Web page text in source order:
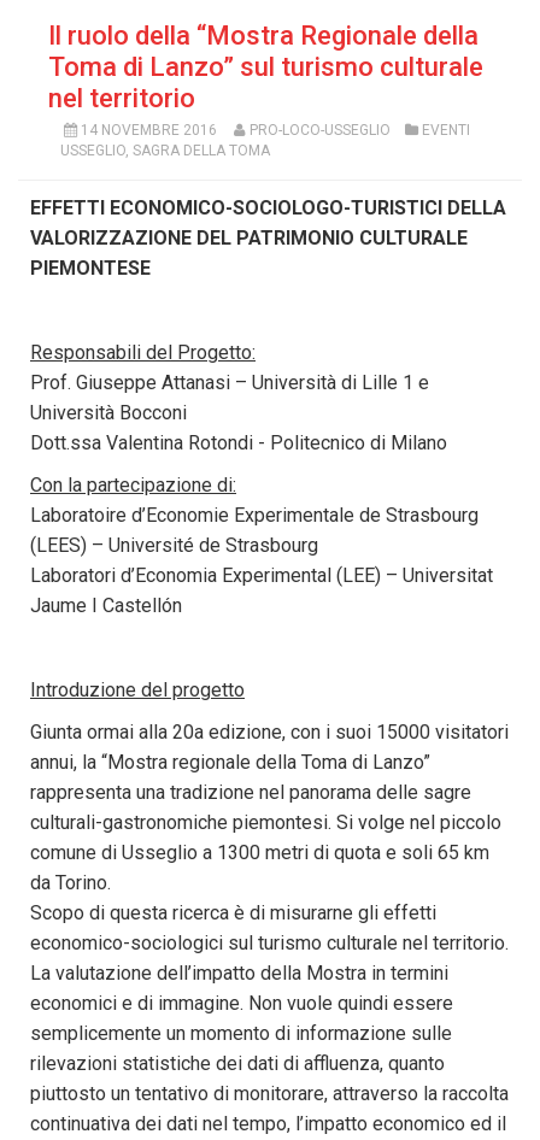
Il ruolo della “Mostra Regionale della
Toma di Lanzo” sul turismo culturale
nel territorio
14 NOVEMBRE 2016 PRO-LOCO-USSEGLIO
EVENTI
USSEGLIO SAGRA DELLA TOMA
EFFETTI ECONOMICO-SOCIOLOGO-TURISTICI DELLA
VALORIZZAZIONE DEL PATRIMONIO CULTURALE
PIEMONTESE
Responsabili del Progetto:
Prof. Giuseppe Attanasi – Università di Lille 1 e
Università Bocconi
Dott.ssa Valentina Rotondi - Politecnico di Milano
Con la partecipazione di:
Laboratoire d’Economie Experimentale de Strasbourg
(LEES) – Université de Strasbourg
Laboratori d’Economia Experimental (LEE) – Universitat
Jaume I Castellón
Introduzione del progetto
Giunta ormai alla 20a edizione, con i suoi 15000 visitatori
annui, la “Mostra regionale della Toma di Lanzo”
rappresenta una tradizione nel panorama delle sagre
culturali-gastronomiche piemontesi. Si volge nel piccolo
comune di Usseglio a 1300 metri di quota e soli 65 km
da Torino.
Scopo di questa ricerca è di misurarne gli effetti
economico-sociologici sul turismo culturale nel territorio.
La valutazione dell’impatto della Mostra in termini
economici e di immagine. Non vuole quindi essere
semplicemente un momento di informazione sulle
rilevazioni statistiche dei dati di affluenza, quanto
piuttosto un tentativo di monitorare, attraverso la raccolta
continuativa dei dati nel tempo, l’impatto economico ed il